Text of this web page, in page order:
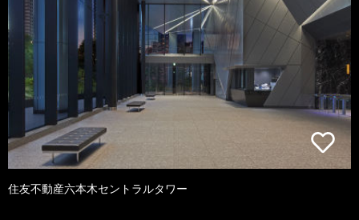
住友不動産六本木セントラルタワー